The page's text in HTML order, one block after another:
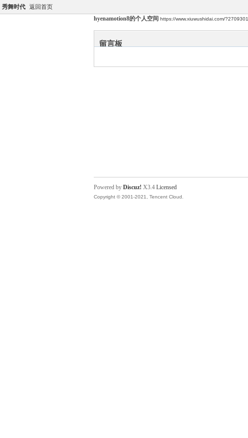
秀舞时代 返回首页
hyenamotion8的个人空间 https://www.xiuwushidai.com/?2709301
留言板
Powered by Discuz! X3.4 Licensed
Copyright © 2001-2021, Tencent Cloud.